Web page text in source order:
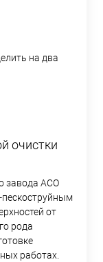
на два
очистки
завода АСО
пескоструйным
от
рода
работах.